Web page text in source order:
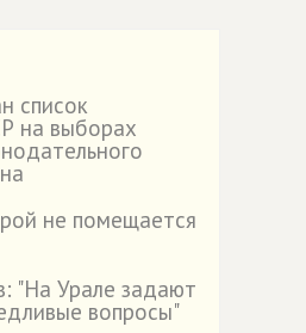
список
на выборах
не помещается
"На Урале задают
вопросы"